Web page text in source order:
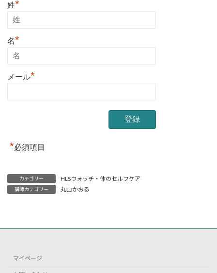
姓*
名*
メール*
*必須項目
カテゴリー HLSウォッチ・体のセルフケア
講師カテゴリー 丸山かおる
マイページ